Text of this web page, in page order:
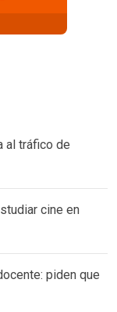
al tráfico de
cine en
piden que